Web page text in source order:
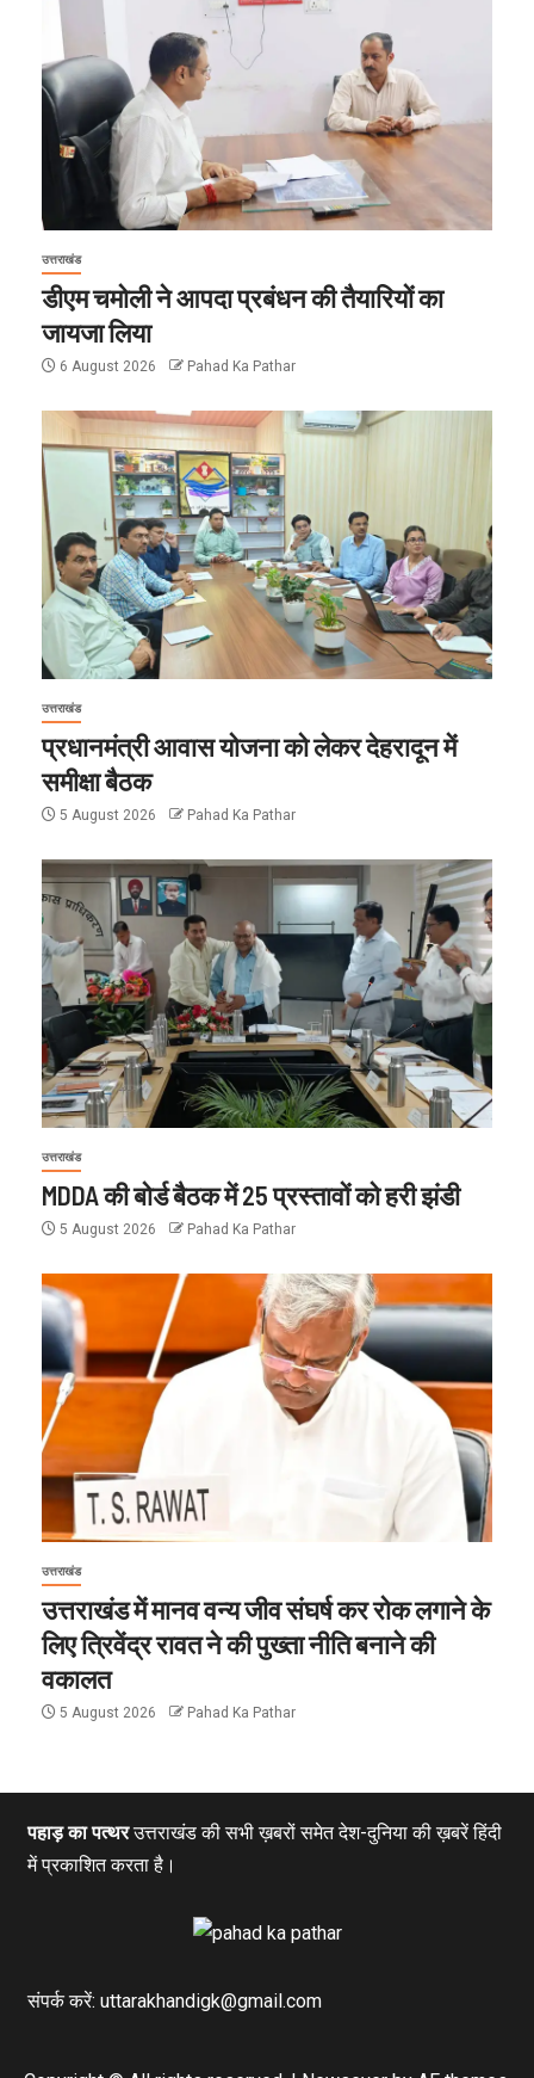
उत्तराखंड
डीएम चमोली ने आपदा प्रबंधन की तैयारियों का
जायजा लिया
6 August 2026 Pahad Ka Pathar
उत्तराखंड
प्रधानमंत्री आवास योजना को लेकर देहरादून में
समीक्षा बैठक
5 August 2026 Pahad Ka Pathar
उत्तराखंड
MDDA की बोर्ड बैठक में 25 प्रस्तावों को हरी झंडी
5 August 2026 Pahad Ka Pathar
उत्तराखंड
उत्तराखंड में मानव वन्य जीव संघर्ष कर रोक लगाने के
लिए त्रिवेंद्र रावत ने की पुख्ता नीति बनाने की
वकालत
5 August 2026 Pahad Ka Pathar
पहाड़ का पत्थरउत्तराखंड की सभी ख़बरों समेत देश-दुनिया की ख़बरें हिंदी
में प्रकाशित करता है।
संपर्क करें: uttarakhandigk@gmail.com